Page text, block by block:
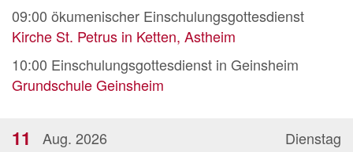
09:00 ökumenischer Einschulungsgottesdienst
Kirche St. Petrus in Ketten, Astheim
10:00 Einschulungsgottesdienst in Geinsheim
Grundschule Geinsheim
Dienstag
11
Aug. 2026